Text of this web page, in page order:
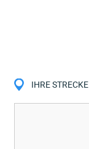
IHRE STRECKE